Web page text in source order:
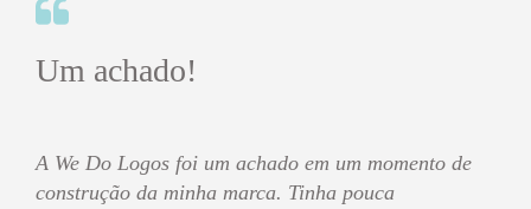
Um achado!
A We Do Logos foi um achado em um momento de
construção da minha marca. Tinha pouca